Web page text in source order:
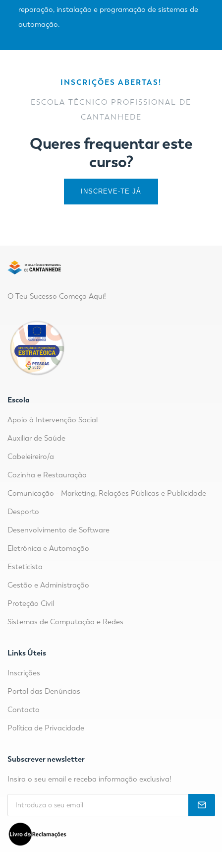
reparação, instalação e programação de sistemas de
automação.
INSCRIÇÕES ABERTAS!
ESCOLA TÉCNICO PROFISSIONAL DE
CANTANHEDE
Queres frequentar este
curso?
INSCREVE-TE JÁ
O Teu Sucesso Começa Aqui!
Escola
Apoio à Intervenção Social
Auxiliar de Saúde
Cabeleireiro/a
Cozinha e Restauração
Comunicação - Marketing, Relações Públicas e Publicidade
Desporto
Desenvolvimento de Software
Eletrónica e Automação
Esteticista
Gestão e Administração
Proteção Civil
Sistemas de Computação e Redes
Links Úteis
Inscrições
Portal das Denúncias
Contacto
Política de Privacidade
Subscrever newsletter
Insira o seu email e receba informação exclusiva!